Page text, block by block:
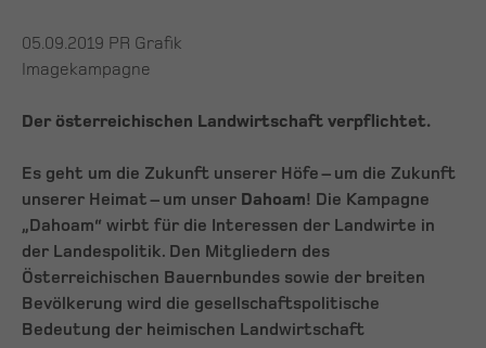
05.09.2019 PR Grafik
Imagekampagne
Der österreichischen Landwirtschaft verpflichtet.
Es geht um die Zukunft unserer Höfe – um die Zukunft
unserer Heimat – um unser Dahoam! Die Kampagne
„Dahoam“ wirbt für die Interessen der Landwirte in
der Landespolitik. Den Mitgliedern des
Österreichischen Bauernbundes sowie der breiten
Bevölkerung wird die gesellschaftspolitische
Bedeutung der heimischen Landwirtschaft